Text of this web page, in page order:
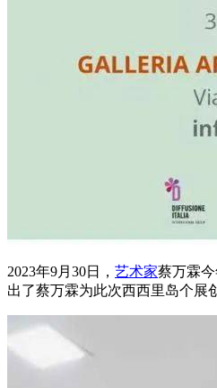
2023年9月30日， 艺术家蔡万霖
出了蔡万霖为此次西西里岛个展